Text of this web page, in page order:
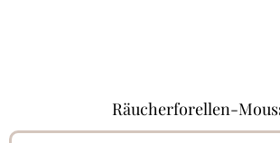
Räucherforellen-